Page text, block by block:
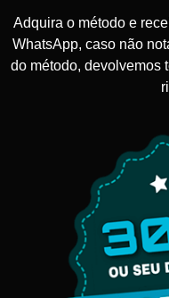
Adquira o método e
WhatsApp, caso não
do método, devolvemos